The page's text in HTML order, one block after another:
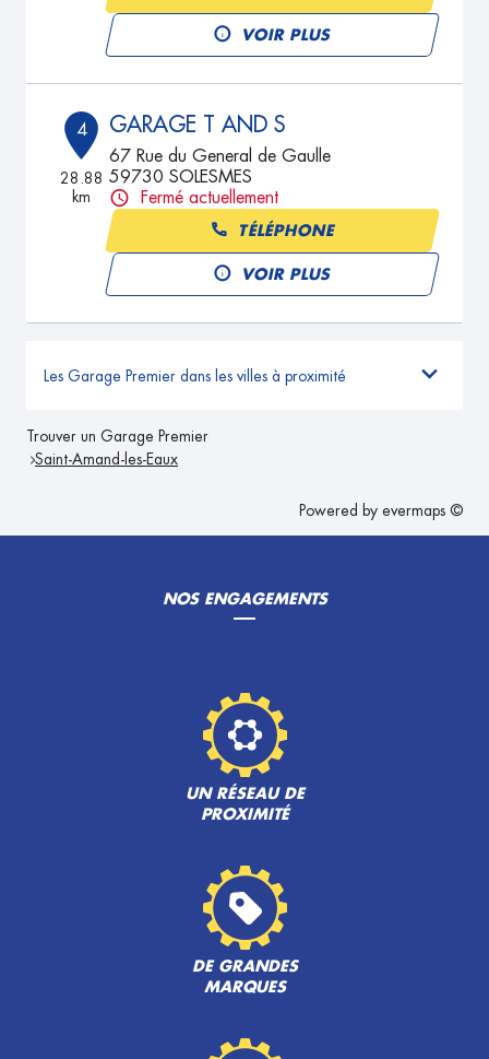
VOIR PLUS
4
28.88
km
GARAGE T AND S
67 Rue du General de Gaulle
59730 SOLESMES
Fermé actuellement
TÉLÉPHONE
VOIR PLUS
Les Garage Premier dans les villes à proximité
Trouver un Garage Premier
Saint-Amand-les-Eaux
Powered by evermaps ©
NOS ENGAGEMENTS
UN RÉSEAU DE
PROXIMITÉ
DE GRANDES
MARQUES